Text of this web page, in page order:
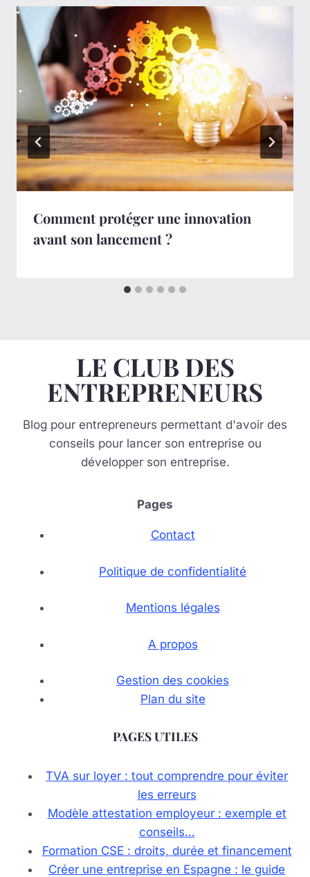
Comment protéger une innovation
avant son lancement ?
LE CLUB DES
ENTREPRENEURS
Blog pour entrepreneurs permettant d'avoir des
conseils pour lancer son entreprise ou
développer son entreprise.
Pages
Contact
Politique de confidentialité
Mentions légales
A propos
Gestion des cookies
Plan du site
PAGES UTILES
TVA sur loyer : tout comprendre pour éviter
les erreurs
Modèle attestation employeur : exemple et
conseils…
Formation CSE : droits, durée et financement
Créer une entreprise en Espagne : le guide